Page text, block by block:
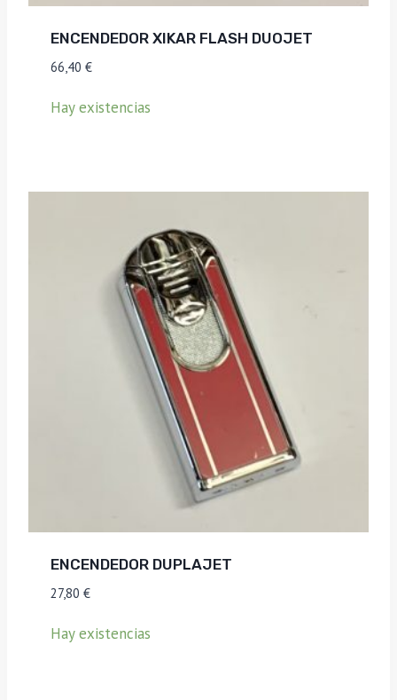
ENCENDEDOR XIKAR FLASH DUOJET
66,40 €
Hay existencias
ENCENDEDOR DUPLAJET
27,80 €
Hay existencias